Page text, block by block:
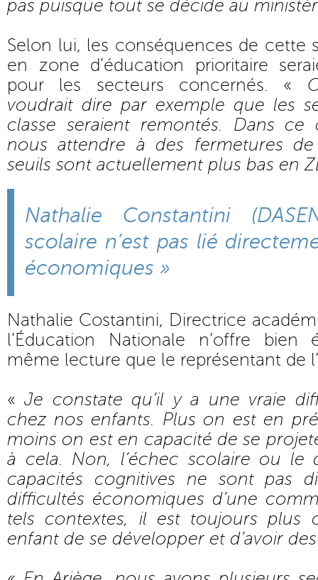
pas puisque tout se décide au
Selon lui, les conséquences de cette
en zone d’éducation prioritaire
pour les secteurs concernés. «
voudrait dire par exemple que les
classe seraient remontés. Dans ce
nous attendre à des fermetures
seuils sont actuellement plus bas en
Nathalie Constantini
scolaire n’est pas lié
économiques »
Nathalie Costantini, Directrice
l’Éducation Nationale n’offre bien
même lecture que le représentant de
«Je constate qu’il y a une vraie
chez nos enfants. Plus on est en
moins on est en capacité de se
à cela. Non, l’échec scolaire ou le
capacités cognitives ne sont pas
difficultés économiques d’une
tels contextes, il est toujours plus
enfant de se développer et d’avoir